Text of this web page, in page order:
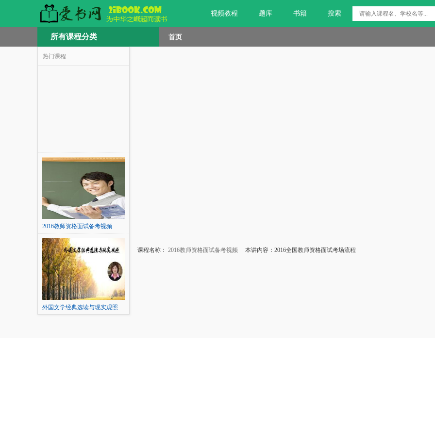
视频教程 题库 书籍 搜索
所有课程分类 首页
热门课程
2016教师资格面试备考视频
外国文学经典选读与现实观照 ...
课程名称： 2016教师资格面试备考视频 本讲内容：2016全国教师资格面试考场流程